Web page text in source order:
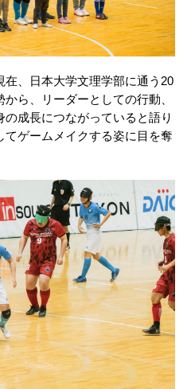
、日本大学文理学部に通う20
ら、リーダーとしての行動、
成長につながっていると語り
てゲームメイクする姿に目を奪